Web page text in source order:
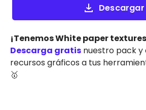
Descargar
¡Tenemos White paper
Descarga gratis nuestro pack
recursos gráficos a tus
🥇